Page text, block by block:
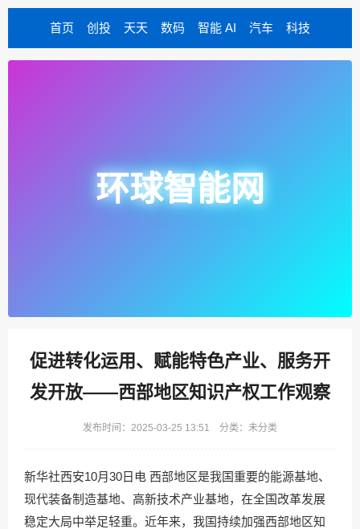
首页 创投 天天 数码 智能 AI 汽车 科技
环球智能网
促进转化运用、赋能特色产业、服务开
发开放——西部地区知识产权工作观察
发布时间：2025-03-25 13:51 分类：未分类
新华社西安10月30日电 西部地区是我国重要的能源基地、
现代装备制造基地、高新技术产业基地，在全国改革发展
稳定大局中举足轻重。近年来，我国持续加强西部地区知